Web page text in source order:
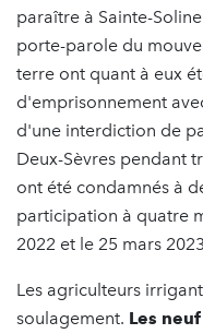
paraître à Sainte-
porte-parole du
terre ont quant à eux
d'emprisonnement
d'une interdiction de
Deux-Sèvres pendant
ont été condamnés à
participation à quatre
2022 et le 25 mars
Les agriculteurs
soulagement. Les